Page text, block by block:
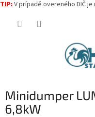
TIP: V prípadě overeného DIČ
Minidumper
6,8kW